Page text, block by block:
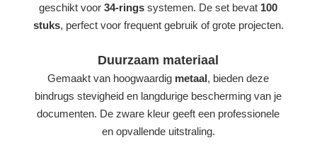
geschikt voor34-rings systemen. De set bevat 100
stuks, perfect voor frequent gebruik of grote projecten.
Duurzaam materiaal
Gemaakt van hoogwaardig metaal, bieden deze
bindrugs stevigheid en langdurige bescherming van je
documenten. De zware kleur geeft een professionele
en opvallende uitstraling.